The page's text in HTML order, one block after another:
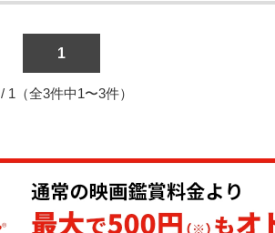
1
/ 1（全3件中1〜3件）